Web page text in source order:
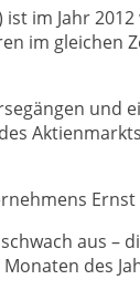
im Jahr
im gleichen
und
Ernst
aus –
des